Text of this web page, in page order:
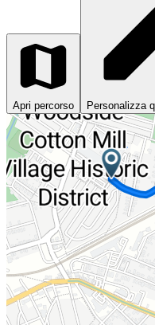
Apri percorso Personalizza